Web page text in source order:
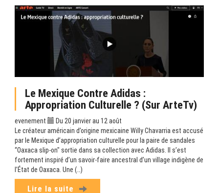
Le Mexique Contre Adidas :
Appropriation Culturelle ? (sur ArteTv)
evenement
Du 20 janvier au 12 août
Le créateur américain d’origine mexicaine Willy Chavarria est accusé
par le Mexique d’appropriation culturelle pour la paire de sandales
“Oaxaca slip-on" sortie dans sa collection avec Adidas. Il s’est
fortement inspiré d’un savoir-faire ancestral d’un village indigène de
l’État de Oaxaca. Une (…)
Lire la suite